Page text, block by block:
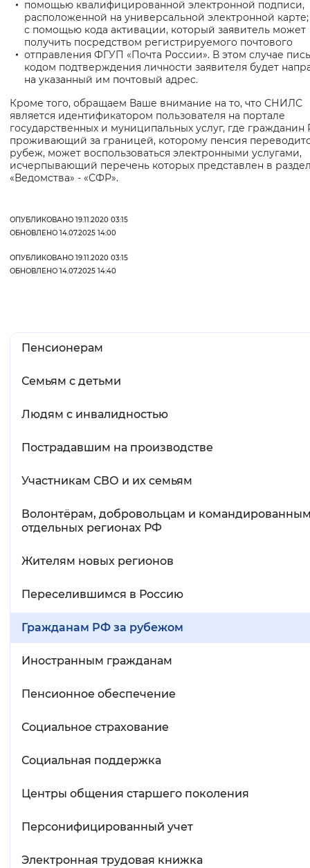
помощью квалифицированной электронной подписи,
расположенной на универсальной электронной карте;
с помощью кода активации, который заявитель может
получить посредством регистрируемого почтового
отправления ФГУП «Почта России». В этом случае
кодом подтверждения личности заявителя будет
на указанный им почтовый адрес.
Кроме того, обращаем Ваше внимание на то, что СНИЛС
является идентификатором пользователя на портале
государственных и муниципальных услуг, где гражданин
проживающий за границей, которому пенсия
рубеж, может воспользоваться электронными услугами,
исчерпывающий перечень которых представлен в
«Ведомства» - «СФР».
ОПУБЛИКОВАНО 19.11.2020 03:15
ОБНОВЛЕНО 14.07.2025 14:00
ОПУБЛИКОВАНО 19.11.2020 03:15
ОБНОВЛЕНО 14.07.2025 14:40
Пенсионерам
Семьям с детьми
Людям с инвалидностью
Пострадавшим на производстве
Участникам СВО и их семьям
Волонтёрам, добровольцам и
отдельных регионах РФ
Жителям новых регионов
Переселившимся в Россию
Гражданам РФ за рубежом
Иностранным гражданам
Пенсионное обеспечение
Социальное страхование
Социальная поддержка
Центры общения старшего поколения
Персонифицированный учет
Электронная трудовая книжка